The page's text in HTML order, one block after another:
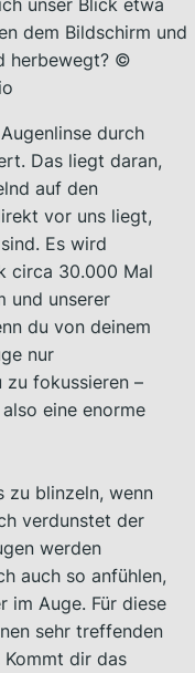
dem Bildschirm und
herbewegt? ©
durch
Das liegt daran,
auf den
vor uns liegt,
Es wird
circa 30.000 Mal
und unserer
du von deinem
nur
zu fokussieren –
eine enorme
zu blinzeln, wenn
verdunstet der
werden
auch so anfühlen,
im Auge. Für diese
sehr treffenden
Kommt dir das